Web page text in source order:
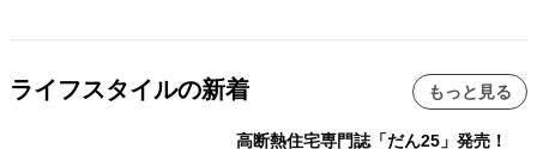
ライフスタイルの新着 もっと見る
高断熱住宅専門誌「だん25」発売！